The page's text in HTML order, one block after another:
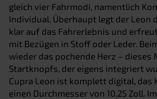
gleich vier Fahrmodi, namentlich
Individual. Überhaupt legt der Leon
klar auf das Fahrerlebnis und
mit Bezügen in Stoff oder Leder.
wieder das pochende Herz – dieses
Startknopfs, der eigens integriert
Cupra Leon ist komplett digital,
einen Durchmesser von 10,25 Zoll.